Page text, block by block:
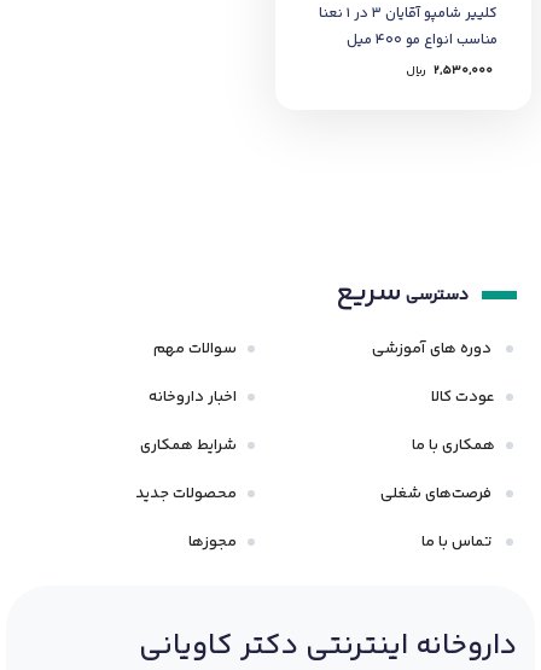
کلییر شامپو آقایان 3 در 1 نعنا
مناسب انواع مو 400 میل
2,530,000 ﷼
دسترسی سریع
دوره های آموزشی
عودت کالا
همکاری با ما
فرصت‌های شغلی
تماس با ما
سوالات مهم
اخبار داروخانه
شرایط همکاری
محصولات جدید
مجوزها
داروخانه اینترنتی دکتر کاویانی